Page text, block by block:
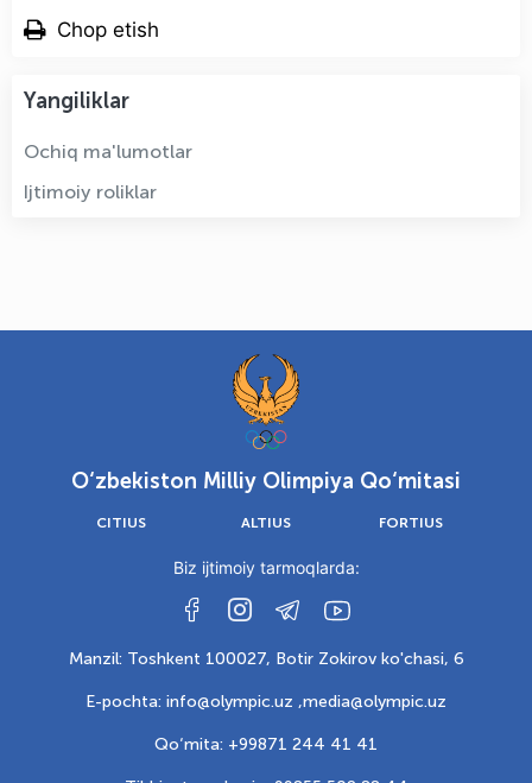
Chop etish
Yangiliklar
Ochiq ma'lumotlar
Ijtimoiy roliklar
O‘zbekiston Milliy Olimpiya Qo‘mitasi
CITIUS ALTIUS FORTIUS
Biz ijtimoiy tarmoqlarda:
Manzil: Toshkent 100027, Botir Zokirov ko'chasi, 6
E-pochta: info@olympic.uz ,media@olympic.uz
Qo‘mita: +99871 244 41 41